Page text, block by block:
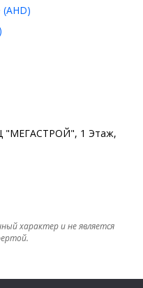
"МЕГАСТРОЙ", 1 Этаж,
характер и не является